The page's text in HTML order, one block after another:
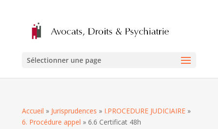
Sélectionner une page
Accueil » Jurisprudences » I.PROCEDURE JUDICIAIRE»
6. Procédure appel » 6.6 Certificat 48h